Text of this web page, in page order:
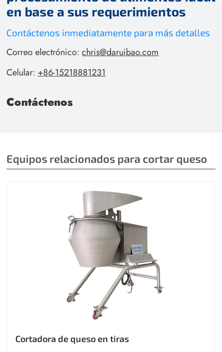
en base a sus requerimientos
Contáctenos inmediatamente para más detalles
Correo electrónico:chris@daruibao.com
Celular: +86-15218881231
Contáctenos
Equipos relacionados para cortar queso
Cortadora de queso en tiras